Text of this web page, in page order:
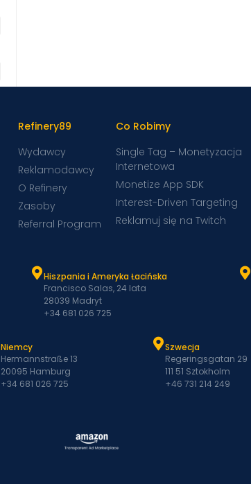
Refinery89
Wydawcy
Reklamodawcy
O Refinery
Zasoby
Referral Program
Co Robimy
Single Tag – Monetyzacja
Internetowa
Monetize App SDK
Interest-Driven Targeting
Reklamuj się na Twitch
Hiszpania i Ameryka Łacińska
Francisco Salas, 24 lata
28039 Madryt
+34 681 026 725
Niemcy
Hermannstraße 13
20095 Hamburg
+34 681 026 725
Szwecja
Regeringsgatan 29
111 51 Sztokholm
+46 731 214 249